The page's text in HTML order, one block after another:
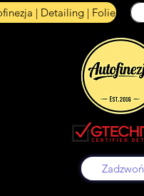
| Detailing | Folie
Zadzwoń